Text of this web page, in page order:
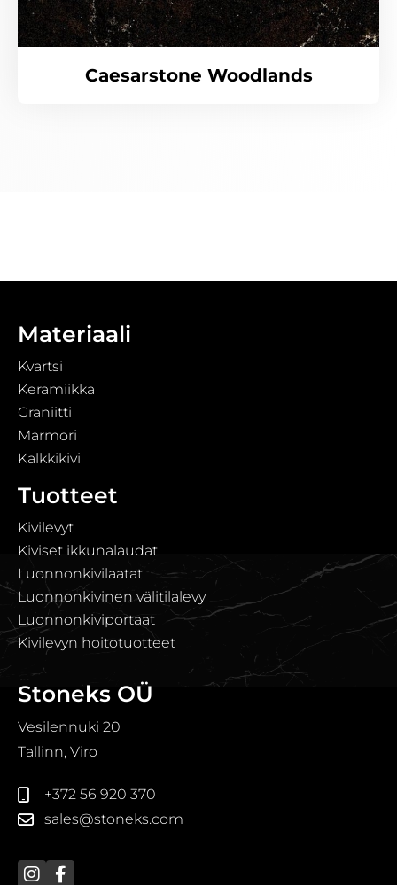
Caesarstone Woodlands
Materiaali
Kvartsi
Keramiikka
Graniitti
Marmori
Kalkkikivi
Tuotteet
Kivilevyt
Kiviset ikkunalaudat
Luonnonkivilaatat
Luonnonkivinen välitilalevy
Luonnonkiviportaat
Kivilevyn hoitotuotteet
Stoneks OÜ
Vesilennuki 20
Tallinn, Viro
+372 56 920 370
sales@stoneks.com